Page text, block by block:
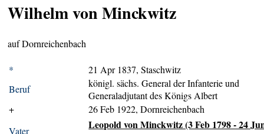
Wilhelm von Minckwitz
auf Dornreichenbach
*
21 Apr 1837, Staschwitz
Beruf
königl. sächs. General der Infanterie und
Generaladjutant des Königs Albert
+
26 Feb 1922, Dornreichenbach
Vater
Leopold von Minckwitz (3 Feb 1798 - 24